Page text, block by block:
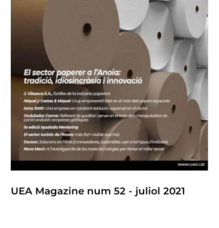
UEA Magazine num 52 - juliol 2021